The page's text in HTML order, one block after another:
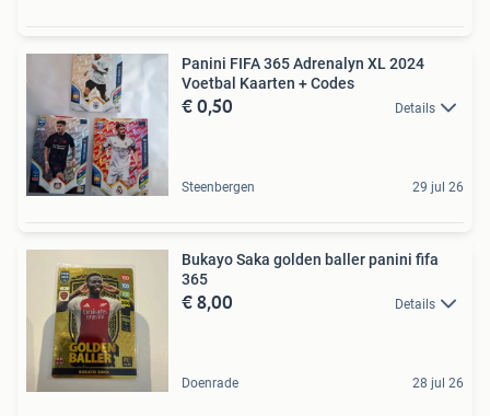
Panini FIFA 365 Adrenalyn XL 2024
Voetbal Kaarten + Codes
€ 0,50 Details
Steenbergen 29 jul 26
Bukayo Saka golden baller panini fifa
365
€ 8,00 Details
Doenrade 28 jul 26